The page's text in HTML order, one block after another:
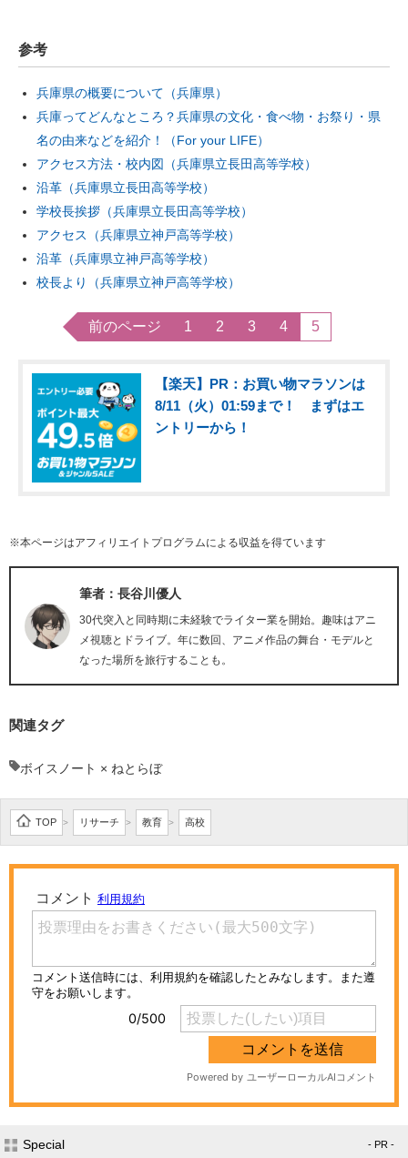
参考
兵庫県の概要について（兵庫県）
兵庫ってどんなところ？兵庫県の文化・食べ物・お祭り・県
名の由来などを紹介！（For your LIFE）
アクセス方法・校内図（兵庫県立長田高等学校）
沿革（兵庫県立長田高等学校）
学校長挨拶（兵庫県立長田高等学校）
アクセス（兵庫県立神戸高等学校）
沿革（兵庫県立神戸高等学校）
校長より（兵庫県立神戸高等学校）
前のページ 1 2 3 4 5
【楽天】PR：お買い物マラソンは
8/11（火）01:59まで！ まずはエ
ントリーから！
※本ページはアフィリエイトプログラムによる収益を得ています
筆者：長谷川優人
30代突入と同時期に未経験でライター業を開始。趣味はアニ
メ視聴とドライブ。年に数回、アニメ作品の舞台・モデルと
なった場所を旅行することも。
関連タグ
ボイスノート × ねとらぼ
TOP > リサーチ > 教育 > 高校
Special - PR -